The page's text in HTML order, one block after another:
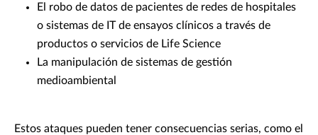
El robo de datos de pacientes de redes de hospitales
o sistemas de IT de ensayos clínicos a través de
productos o servicios de Life Science
La manipulación de sistemas de gestión
medioambiental
Estos ataques pueden tener consecuencias serias, como el